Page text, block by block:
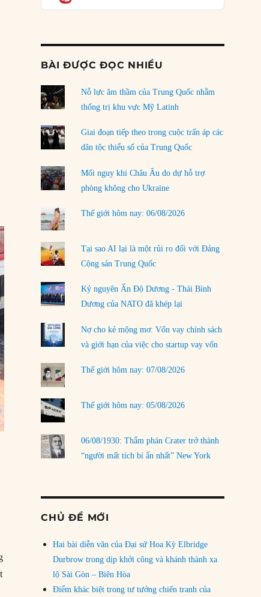
Tổng thống McKinley yêu cầu tuyên chiến với Tây Ban Nha”
03/08/2026
Đặt cược vào thất bại: Các quỹ đầu tư mạo
rủi ro
02/08/2026
Làm thế nào để kết thúc Chiến tranh Iran?
01/08/2026
Chiến lược kế tiếp của Bắc Kinh ở Biển Đông
31/07/2026
Trật tự thế giới mới: Các nước nhỏ sẽ luôn
phải chịu đựng?
30/07/2026
LOAD MORE
BÀI ĐƯỢC ĐỌC NHIỀU
Nỗ lực âm thầm của Trung Quốc nhằm
thống trị khu vực Mỹ Latinh
Giai đoạn tiếp theo trong cuộc trấn áp các
dân tộc thiểu số của Trung Quốc
Mối nguy khi Châu Âu do dự hỗ trợ
phòng không cho Ukraine
Thế giới hôm nay: 06/08/2026
Tại sao AI lại là một rủi ro đối với Đảng
Cộng sản Trung Quốc
Kỷ nguyên Ấn Độ Dương - Thái Bình
Dương của NATO đã khép lại
Nợ cho kẻ mộng mơ: Vốn vay chính sách
và giới hạn của việc cho startup vay vốn
Thế giới hôm nay: 07/08/2026
Thế giới hôm nay: 05/08/2026
06/08/1930: Thẩm phán Crater trở thành
“người mất tích bí ẩn nhất” New York
CHỦ ĐỀ MỚI
Hai bài diễn văn của Đại sứ Hoa Kỳ Elbridge
Durbrow trong dịp khởi công và khánh thành xa
lộ Sài Gòn – Biên Hòa
Điểm khác biệt trong tư tưởng chiến tranh của